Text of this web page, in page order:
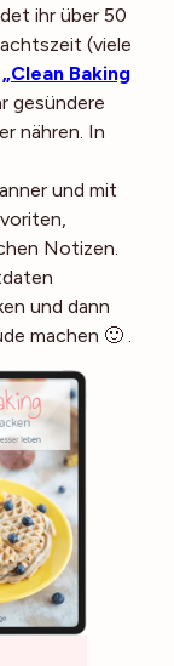
ihr über 50
(viele
„Clean Baking
gesündere
nähren. In
und mit
Notizen.
und dann
machen 🙂 .